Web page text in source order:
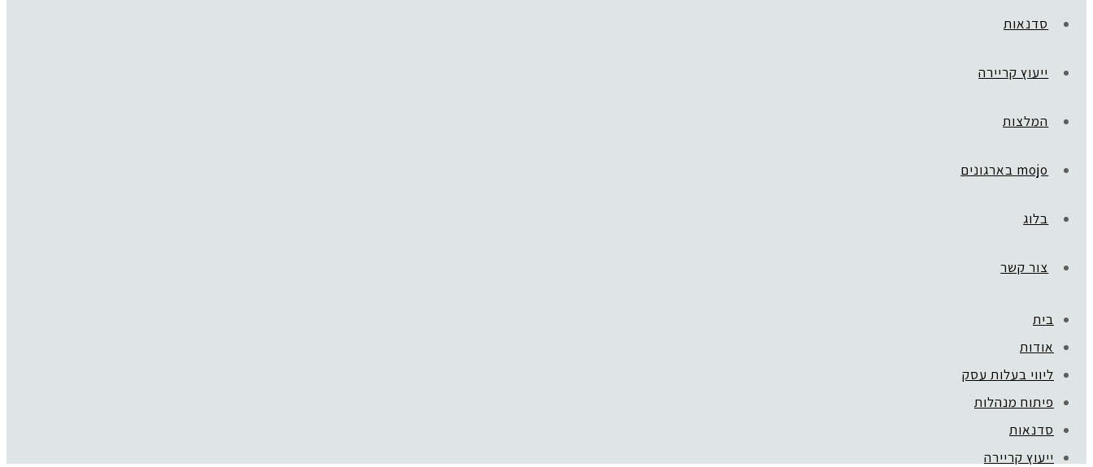
סדנאות
ייעוץ קריירה
המלצות
mojo בארגונים
בלוג
צור קשר
בית
אודות
ליווי בעלות עסק
פיתוח מנהלות
סדנאות
ייעוץ קריירה